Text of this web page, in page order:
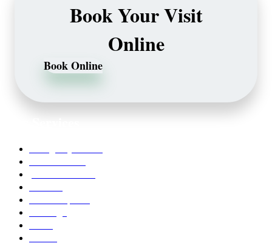
Book Your Visit
Online
Book Online